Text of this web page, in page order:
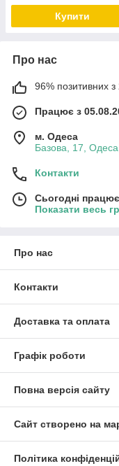
Купити
Про нас
96% позитивних з
Працює з
м. Одеса
Базова, 17,
Контакти
Сьогодні
Показати весь
Про нас
Контакти
Доставка та оплата
Графік роботи
Повна версія сайту
Сайт створено на
Політика